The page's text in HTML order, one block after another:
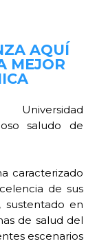
AQUÍ
MEJOR
saludo de
caracterizado
de sus
sustentado en
de salud del
escenarios